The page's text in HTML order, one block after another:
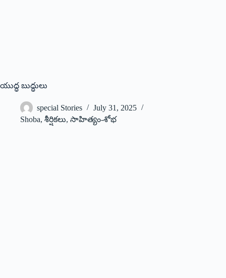
యుద్ధ బుద్ధులు
special Stories
July 31, 2025
Shoba, శీర్షికలు, సాహిత్యం-శోభ